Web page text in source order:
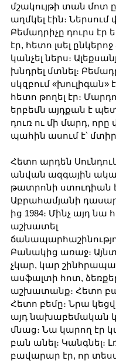
մշակույթի տան մոտ
աղմկել էին։ Ներսում
Բեմադրիչը դուրս էր
էր, հետո լսել
կանչել ներս։
խնդրել մտնել։
սկզբում «խուլիգան»
հետո թողել էր։
երբեմն այդքան է
դուռ ու մի մարդ, որը
պահին ասում է՝
Հետո արդեն
անվան ազգային
թատրոնի ստուդիան
Աբրահամյանի
ից 1984։ Մինչ այդ նա
աշխատել
Բանակից առաջ։
չկար, կար
ասֆալտի հոտ,
աշխատանք։ Հետո
Հետո բեմը։ Նրա
այդ նախաբեմական
մնաց։ Նա կարող էր
բան անել։ Կանգնել։
բավարար էր, որ